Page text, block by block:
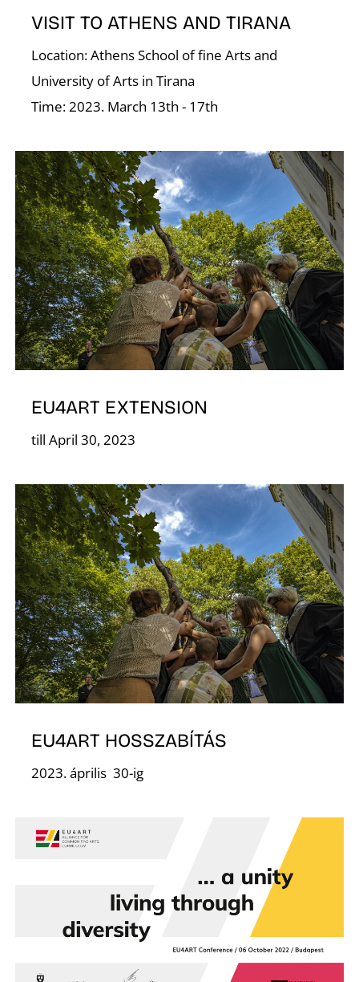
VISIT TO ATHENS AND TIRANA
Location: Athens School of fine Arts and
University of Arts in Tirana
Time: 2023. March 13th - 17th
EU4ART EXTENSION
till April 30, 2023
EU4ART HOSSZABÍTÁS
2023. április 30-ig